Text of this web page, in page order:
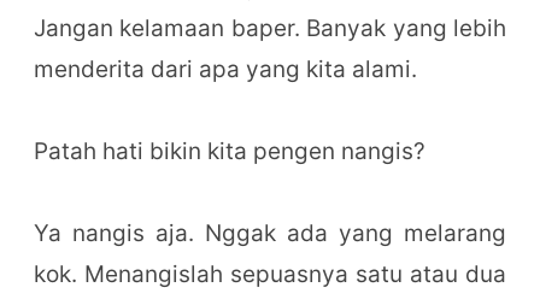
Jangan kelamaan baper. Banyak yang lebih
menderita dari apa yang kita alami.
Patah hati bikin kita pengen nangis?
Ya nangis aja. Nggak ada yang melarang
kok. Menangislah sepuasnya satu atau dua